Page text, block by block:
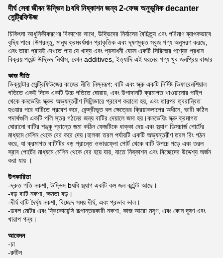
দীর্ঘ সেবা জীবন উদ্ভিদ bষধি নিষ্কাশন জন্য 2-ফেজ অনুভূমিক decanter
সেন্ট্রিফিউজ
চিকিৎসা আধুনিকীকরণের বিকাশের সাথে, উদ্ভিদের নির্যাসের বৈচিত্র্য এবং পরিমাণ ব্যাপকভাবে
বৃদ্ধি পাবে।উপরন্তু, মানুষ ক্রমবর্ধমান প্রাকৃতিক এবং দূষণমুক্ত সবুজ পণ্য অনুসরণ করছে,
এবং তারা প্রায়ই দেখতে পায় যে খাদ্য এবং প্রসাধনী যেমন একটি সিরিজের পণ্যের প্রধান
বিক্রয় পয়েন্ট উদ্ভিদ নির্যাস, কোন additives, ইত্যাদি এই ধরনের পণ্য খুব জনপ্রিয় বাজার
কাজ নীতি
ডিক্যান্টার সেন্ট্রিফিউজের কাজের নীতি নিম্নরূপ: বাটি এবং স্ক্রু একটি নির্দিষ্ট ডিফারেনশিয়াল
গতিতে একই দিকে একটি উচ্চ গতিতে ঘোরায়, এবং উপাদানটি ক্রমাগত খাওয়ানোর পাইপ
থেকে কনভেয়িং স্ক্রুর অভ্যন্তরীণ সিলিন্ডারে প্রবেশ করানো হয়, এবং তারপর ত্বরান্বিত
হওয়ার পরে বাটিতে প্রবেশ করে, কেন্দ্রীভূত বল ক্ষেত্রের ক্রিয়াকলাপের অধীনে, ভারী কঠিন
পদার্থগুলি একটি পলি স্তর গঠনের জন্য বাটির দেয়ালে জমা হয়।কনভেয়িং স্ক্রু ক্রমাগত
ঘোরানো বাটির শঙ্কু প্রান্তে জমা কঠিন ফেজটিকে ধাক্কা দেয় এবং স্ল্যাগ ডিসচার্জ পোর্টের
মাধ্যমে মেশিন থেকে বের করে দেয়।হালকা তরল পর্যায়টি একটি অভ্যন্তরীণ তরল রিং গঠন
করে, যা ক্রমাগত বাটিটির বড় প্রান্তে ওভারফ্লো পোর্ট থেকে বাটি উপচে পড়ে এবং তরল
স্রাব পোর্টের মাধ্যমে মেশিন থেকে বের হয়ে যায়, যাতে নিষ্কাশন এবং বিচ্ছেদের উদ্দেশ্য অর্জন
করা যায় ।
উপকারিতা
-দ্রুত গতি নকশা, উদ্ভিদ bষধি স্ল্যাগ একটি কম জল কন্টেন্ট আছে।
-বড় বাটি নকশা, ক্ষমতা বড়।
-দীর্ঘ বাটি দৈর্ঘ্য নকশা, বিচ্ছেদ সময় দীর্ঘ, এবং প্রভাব ভাল।
-ডবল মোটর এবং ফ্রিকোয়েন্সি রূপান্তরকারী নকশা, কাজ আরো মসৃণ, এবং কোন দূষণ এবং
খারাপ গন্ধ।
আবেদন
-চা
-রুটিন